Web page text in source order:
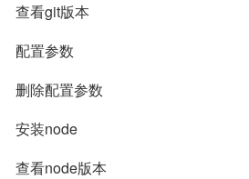
查看git版本
配置参数
删除配置参数
安装node
查看node版本